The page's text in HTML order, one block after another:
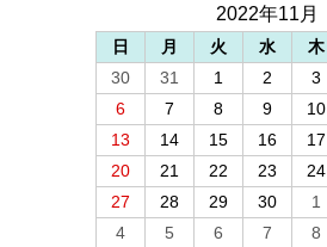
2022年11月
日 月 火 水 木
30
31 1 2 3
6
7 8 9 10
13
14 15 16 17
20
21 22 23 24
27
28 29 30 1
4
5 6 7 8